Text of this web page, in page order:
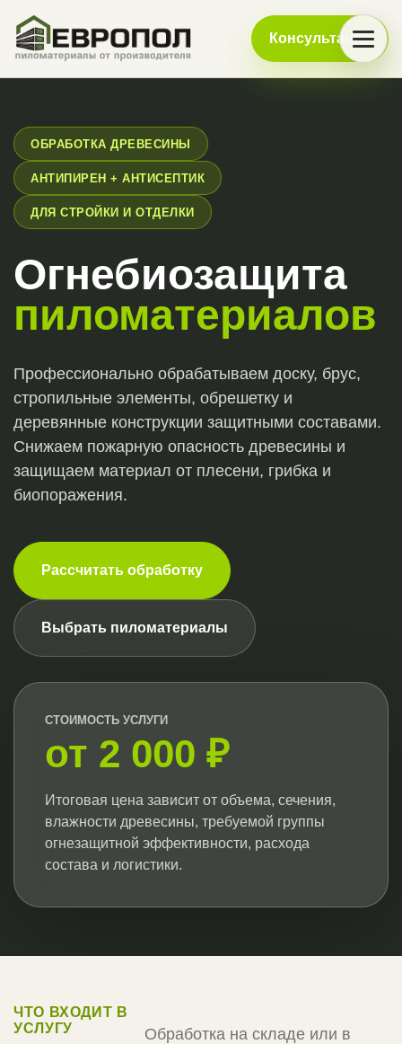
Консультация
ОБРАБОТКА ДРЕВЕСИНЫ
АНТИПИРЕН + АНТИСЕПТИК
ДЛЯ СТРОЙКИ И ОТДЕЛКИ
Огнебиозащита
пиломатериалов
Профессионально обрабатываем доску, брус,
стропильные элементы, обрешетку и
деревянные конструкции защитными составами.
Снижаем пожарную опасность древесины и
защищаем материал от плесени, грибка и
биопоражения.
Рассчитать обработку
Выбрать пиломатериалы
СТОИМОСТЬ УСЛУГИ
от 2 000 ₽
Итоговая цена зависит от объема, сечения,
влажности древесины, требуемой группы
огнезащитной эффективности, расхода
состава и логистики.
ЧТО ВХОДИТ В
УСЛУГУ
Обработка на складе или в